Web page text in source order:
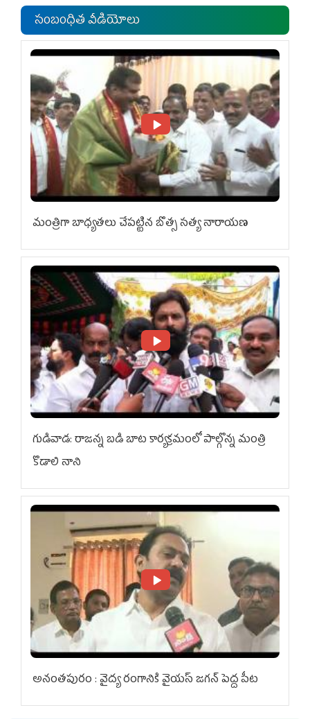
సంబంధిత వీడియోలు
మంత్రిగా బాధ్యతలు చేపట్టిన బొత్స సత్య నారాయణ
గుడివాడ: రాజన్న బడి బాట కార్యక్రమంలో పాల్గొన్న మంత్రి
కొడాలి నాని
అనంతపురం : వైద్య రంగానికి వైయ‌స్ జ‌గ‌న్ పెద్ద పీట